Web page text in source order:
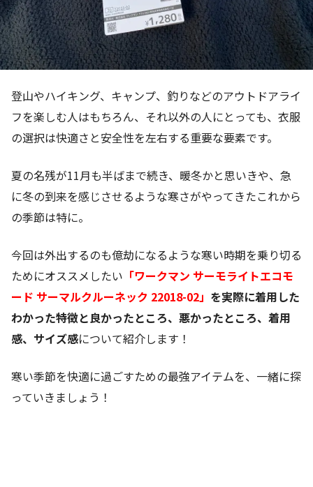
登山やハイキング、キャンプ、釣りなどのアウトドアライ
フを楽しむ人はもちろん、それ以外の人にとっても、衣服
の選択は快適さと安全性を左右する重要な要素です。
夏の名残が11月も半ばまで続き、暖冬かと思いきや、急
に冬の到来を感じさせるような寒さがやってきたこれから
の季節は特に。
今回は外出するのも億劫になるような寒い時期を乗り切る
ためにオススメしたい 「ワークマン サーモライトエコモ
ード サーマルクルーネック 22018-02」 を実際に着用した
わかった特徴と良かったところ、悪かったところ、着用
感、サイズ感について紹介します！
寒い季節を快適に過ごすための最強アイテムを、一緒に探
っていきましょう！